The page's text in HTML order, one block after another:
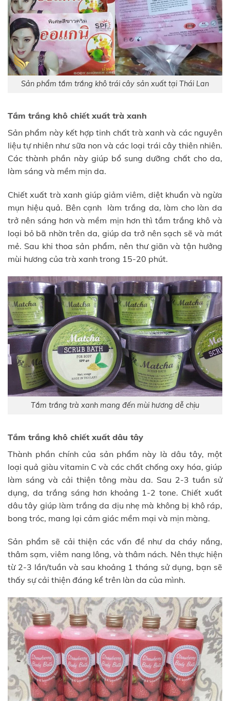
Sản phẩm tắm trắng khô trái cây sản xuất tại Thái Lan
Tắm trắng khô chiết xuất trà xanh
Sản phẩm này kết hợp tinh chất trà xanh và các nguyên
liệu tự nhiên như sữa non và các loại trái cây thiên nhiên.
Các thành phần này giúp bổ sung dưỡng chất cho da,
làm sáng và mềm mịn da.
Chiết xuất trà xanh giúp giảm viêm, diệt khuẩn và ngừa
mụn hiệu quả. Bên cạnh làm trắng da, làm cho làn da
trở nên sáng hơn và mềm mịn hơn thì tắm trắng khô và
loại bỏ bã nhờn trên da, giúp da trở nên sạch sẽ và mát
mẻ. Sau khi thoa sản phẩm, nên thư giãn và tận hưởng
mùi hương của trà xanh trong 15-20 phút.
Tắm trắng trà xanh mang đến mùi hương dễ chịu
Tắm trắng khô chiết xuất dâu tây
Thành phần chính của sản phẩm này là dâu tây, một
loại quả giàu vitamin C và các chất chống oxy hóa, giúp
làm sáng và cải thiện tông màu da. Sau 2-3 tuần sử
dụng, da trắng sáng hơn khoảng 1-2 tone. Chiết xuất
dâu tây giúp làm trắng da dịu nhẹ mà không bị khô ráp,
bong tróc, mang lại cảm giác mềm mại và mịn màng.
Sản phẩm sẽ cải thiện các vấn đề như da cháy nắng,
thâm sạm, viêm nang lông, và thâm nách. Nên thực hiện
từ 2-3 lần/tuần và sau khoảng 1 tháng sử dụng, bạn sẽ
thấy sự cải thiện đáng kể trên làn da của mình.